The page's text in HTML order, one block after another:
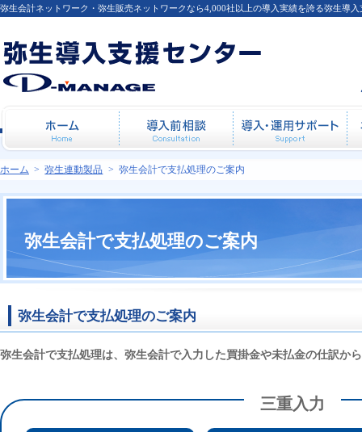
弥生会計で支払処理のご案内
弥生会計ネットワーク・弥生販売ネットワークなら4,000社以上の導入実績を誇る弥生導
弥生会計で支払処理のご案内
弥生会計で支払処理は、弥生会計で入力した買掛金や未払金の仕訳か
三重入力
ホーム 導入前相談 導
ホーム > 弥生連動製品 > 弥生会計で支払処理のご案内